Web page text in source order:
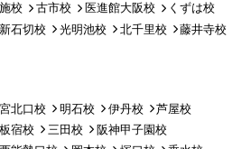
校 古市校 医進館大阪校
くずは校
新石切校 光明池校 北千里校
藤井寺校
北口校 明石校 伊丹校
芦屋校
宿校 三田校
阪神甲子園校